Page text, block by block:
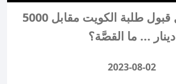
شركات تُسهِّل قبول طلبة الكويت مقابل 5000
دينار ... ما القصَّة؟
2023-08-02